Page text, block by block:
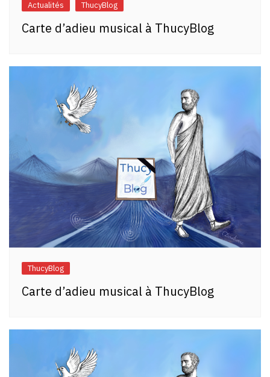
Actualités ThucyBlog
Carte d’adieu musical à ThucyBlog
ThucyBlog
Carte d’adieu musical à ThucyBlog